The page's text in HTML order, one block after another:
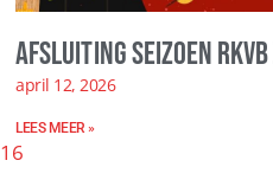
Afsluiting seizoen
april 12, 2026
LEES MEER »
16